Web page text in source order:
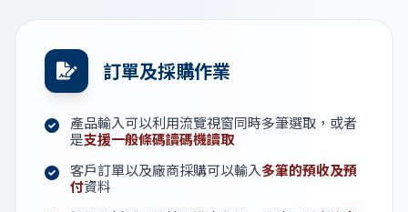
訂單及採購作業
產品輸入可以利用流覽視窗同時多筆選取，或者
是支援一般條碼讀碼機讀取
客戶訂單以及廠商採購可以輸入多筆的預收及預
付資料